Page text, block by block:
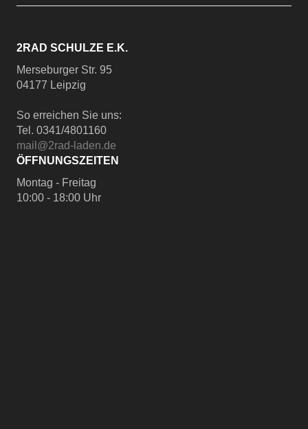
2RAD SCHULZE E.K.
Merseburger Str. 95
04177 Leipzig
So erreichen Sie uns:
Tel. 0341/4801160
mail@2rad-laden.de
ÖFFNUNGSZEITEN
Montag - Freitag
10:00 - 18:00 Uhr